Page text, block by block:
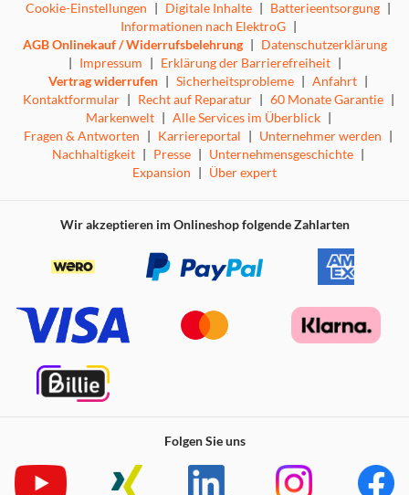
Cookie-Einstellungen | Digitale Inhalte | Batterieentsorgung |
Informationen nach ElektroG |
AGB Onlinekauf / Widerrufsbelehrung | Datenschutzerklärung
| Impressum | Erklärung der Barrierefreiheit |
Vertrag widerrufen | Sicherheitsprobleme | Anfahrt |
Kontaktformular | Recht auf Reparatur | 60 Monate Garantie |
Markenwelt | Alle Services im Überblick |
Fragen & Antworten | Karriereportal | Unternehmer werden |
Nachhaltigkeit | Presse | Unternehmensgeschichte |
Expansion | Über expert
Wir akzeptieren im Onlineshop folgende Zahlarten
Folgen Sie uns